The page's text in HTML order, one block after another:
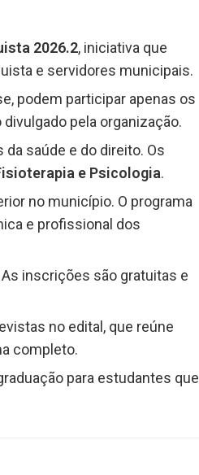
2026.2, iniciativa que
e servidores municipais.
podem participar apenas os
pela organização.
saúde e do direito. Os
e Psicologia.
no município. O programa
e profissional dos
As inscrições são gratuitas e
no edital, que reúne
completo.
para estudantes que